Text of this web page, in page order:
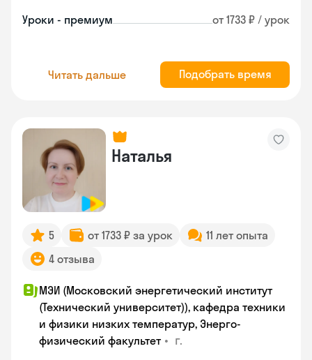
Уроки - премиум от 1733 ₽ / урок
Читать дальше Подобрать время
Наталья
5 от 1733 ₽ за урок
11 лет опыта
4 отзыва
МЭИ (Московский энергетический институт
(Технический университет)), кафедра техники
и физики низких температур, Энерго-
физический факультет • г.